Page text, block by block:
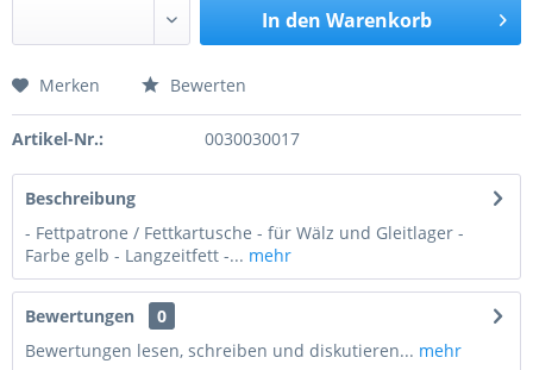
In den Warenkorb
Preis anfragen
Merken Bewerten
Artikel-Nr.: 0030030017
Beschreibung
- Fettpatrone / Fettkartusche - für Wälz und Gleitlager -
Farbe gelb - Langzeitfett -... mehr
Bewertungen
0
Bewertungen lesen, schreiben und diskutieren... mehr